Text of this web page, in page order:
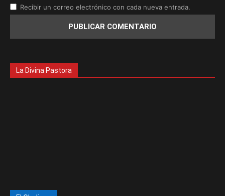
Recibir un correo electrónico con cada nueva entrada.
La Divina Pastora